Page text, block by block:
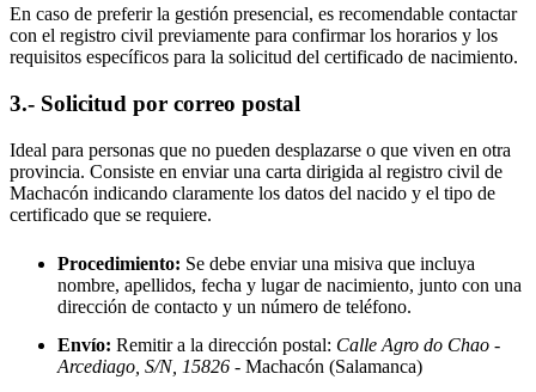
En caso de preferir la gestión presencial, es recomendable contactar
con el registro civil previamente para confirmar los horarios y los
requisitos específicos para la solicitud del certificado de nacimiento.
3.- Solicitud por correo postal
Ideal para personas que no pueden desplazarse o que viven en otra
provincia. Consiste en enviar una carta dirigida al registro civil de
Machacón indicando claramente los datos del nacido y el tipo de
certificado que se requiere.
Procedimiento: Se debe enviar una misiva que incluya
nombre, apellidos, fecha y lugar de nacimiento, junto con una
dirección de contacto y un número de teléfono.
Envío: Remitir a la dirección postal: Calle Agro do Chao -
Arcediago, S/N, 15826 - Machacón (Salamanca)